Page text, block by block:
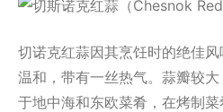
切诺克红蒜因其烹饪时的绝佳
温和，带有一丝热气。蒜瓣较
于地中海和东欧菜肴，在烤制